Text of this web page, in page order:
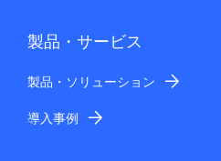
製品・サービス
製品・ソリューション
導入事例